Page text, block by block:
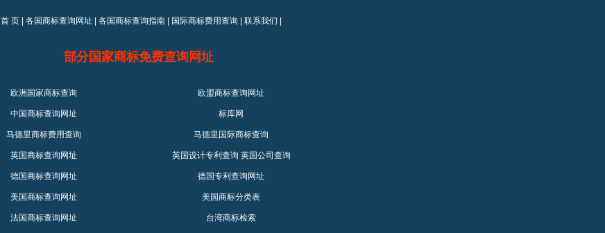
首 页| 各国商标查询网址 各国商标查询指南| 国际商标费用查询 联系我们
部分国家商标免费查询网址
欧洲国家商标查询 欧盟商标查询网址
中国商标查询网址 标库网
马德里商标费用查询 马德里国际商标查询
英国商标查询网址 英国设计专利查询 英国公司查询
德国商标查询网址 德国专利查询网址
美国商标查询网址 美国商标分类表
法国商标查询网址 台湾商标检索